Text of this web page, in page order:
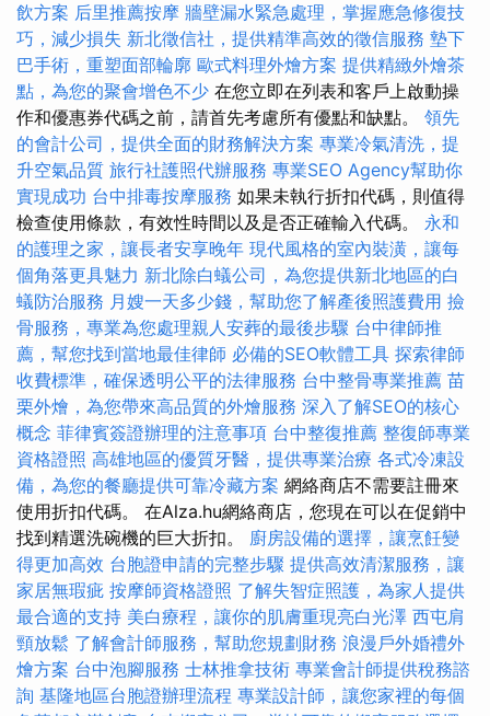
飲方案 后里推薦按摩 牆壁漏水緊急處理，掌握應急修復技
巧，減少損失 新北徵信社，提供精準高效的徵信服務 墊下
巴手術，重塑面部輪廓 歐式料理外燴方案 提供精緻外燴茶
點，為您的聚會增色不少 在您立即在列表和客戶上啟動操
作和優惠券代碼之前，請首先考慮所有優點和缺點。 領先
的會計公司，提供全面的財務解決方案 專業冷氣清洗，提
升空氣品質 旅行社護照代辦服務 專業SEO Agency幫助你
實現成功 台中排毒按摩服務 如果未執行折扣代碼，則值得
檢查使用條款，有效性時間以及是否正確輸入代碼。 永和
的護理之家，讓長者安享晚年 現代風格的室內裝潢，讓每
個角落更具魅力 新北除白蟻公司，為您提供新北地區的白
蟻防治服務 月嫂一天多少錢，幫助您了解產後照護費用 撿
骨服務，專業為您處理親人安葬的最後步驟 台中律師推
薦，幫您找到當地最佳律師 必備的SEO軟體工具 探索律師
收費標準，確保透明公平的法律服務 台中整骨專業推薦 苗
栗外燴，為您帶來高品質的外燴服務 深入了解SEO的核心
概念 菲律賓簽證辦理的注意事項 台中整復推薦 整復師專業
資格證照 高雄地區的優質牙醫，提供專業治療 各式冷凍設
備，為您的餐廳提供可靠冷藏方案 網絡商店不需要註冊來
使用折扣代碼。 在Alza.hu網絡商店，您現在可以在促銷中
找到精選洗碗機的巨大折扣。 廚房設備的選擇，讓烹飪變
得更加高效 台胞證申請的完整步驟 提供高效清潔服務，讓
家居無瑕疵 按摩師資格證照 了解失智症照護，為家人提供
最合適的支持 美白療程，讓你的肌膚重現亮白光澤 西屯肩
頸放鬆 了解會計師服務，幫助您規劃財務 浪漫戶外婚禮外
燴方案 台中泡腳服務 士林推拿技術 專業會計師提供稅務諮
詢 基隆地區台胞證辦理流程 專業設計師，讓您家裡的每個